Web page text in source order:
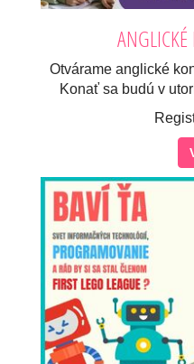
ANGLICKÉ
Otvárame anglické
Konať sa budú v